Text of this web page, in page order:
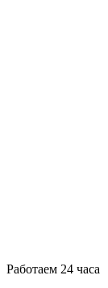
Работаем 24 часа